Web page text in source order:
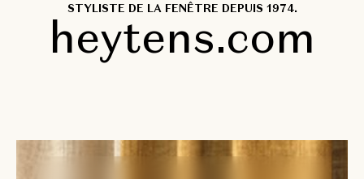
STYLISTE DE LA FENÊTRE DEPUIS 1974.
heytens.com